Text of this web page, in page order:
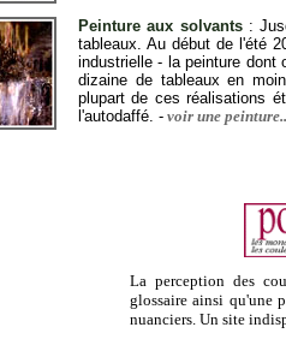
Peinture aux solvants :
tableaux. Au début de l'été
industrielle - la peinture dont
dizaine de tableaux en
plupart de ces réalisations
l'autodaffé. - voir une
La perception des
glossaire ainsi qu'une
nuanciers. Un site